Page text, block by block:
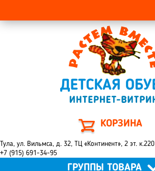
КОРЗИНА
Тула, ул. Вильмса, д. 32, ТЦ «Континент», 2 эт. к.220
+7 (915) 691-34-95
ГРУППЫ ТОВАРА